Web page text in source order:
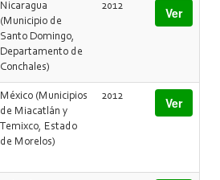
Nicaragua
(Municipio de
Santo Domingo,
Departamento de
Conchales)
2012 Ver
México (Municipios
de Miacatlán y
Temixco, Estado
de Morelos)
2012 Ver